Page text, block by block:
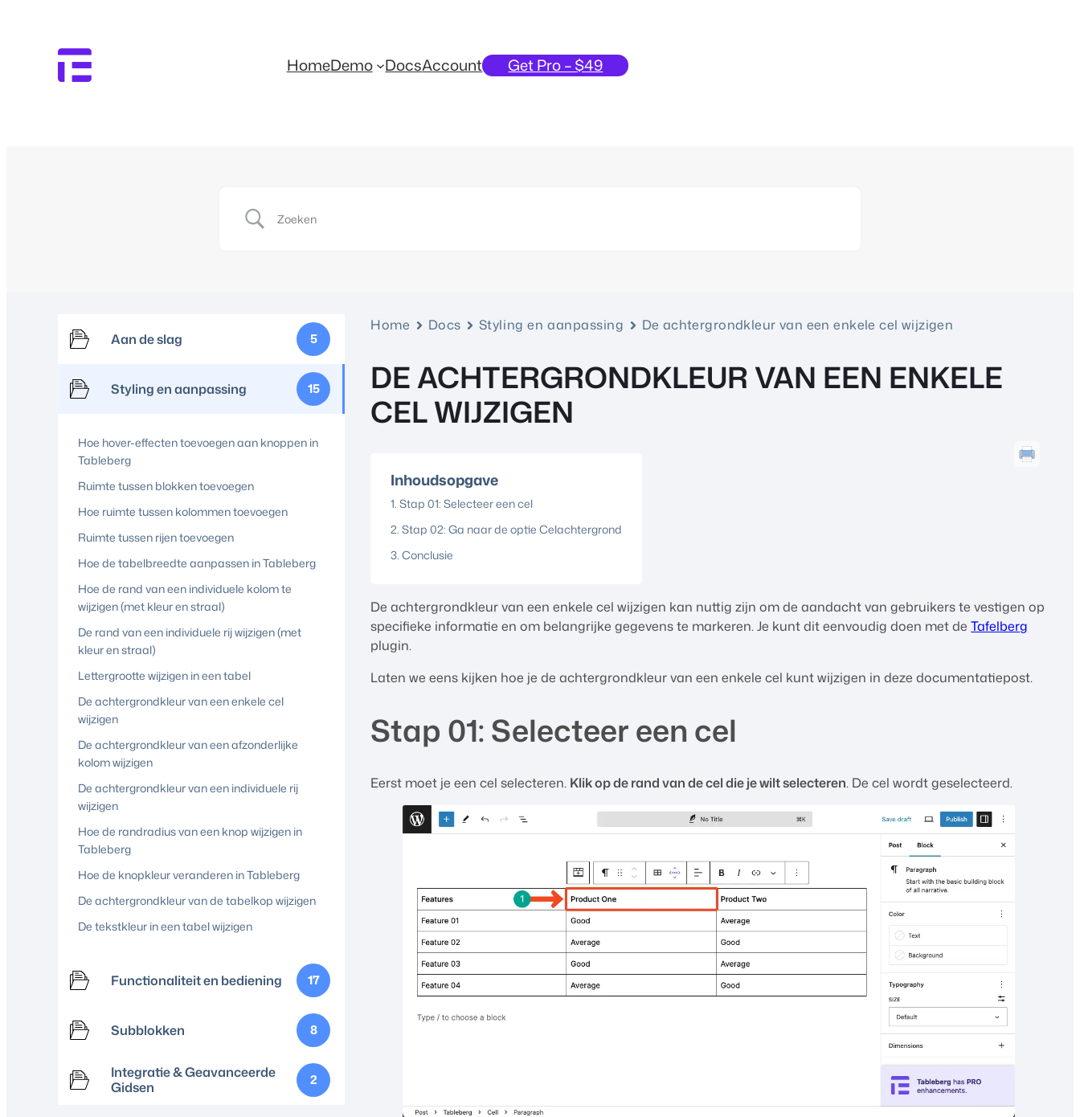
HomeDemo DocsAccount Get Pro – $49
Aan de slag 5
Styling en aanpassing 15
Hoe hover-effecten toevoegen aan knoppen in
Tableberg
Ruimte tussen blokken toevoegen
Hoe ruimte tussen kolommen toevoegen
Ruimte tussen rijen toevoegen
Hoe de tabelbreedte aanpassen in Tableberg
Hoe de rand van een individuele kolom te
wijzigen (met kleur en straal)
De rand van een individuele rij wijzigen (met
kleur en straal)
Lettergrootte wijzigen in een tabel
De achtergrondkleur van een enkele cel
wijzigen
De achtergrondkleur van een afzonderlijke
kolom wijzigen
De achtergrondkleur van een individuele rij
wijzigen
Hoe de randradius van een knop wijzigen in
Tableberg
Hoe de knopkleur veranderen in Tableberg
De achtergrondkleur van de tabelkop wijzigen
De tekstkleur in een tabel wijzigen
Functionaliteit en bediening 17
Subblokken 8
Integratie & Geavanceerde
Gidsen
2
Home Docs Styling en aanpassing De achtergrondkleur van een enkele cel wijzigen
DE ACHTERGRONDKLEUR VAN EEN ENKELE
CEL WIJZIGEN
Inhoudsopgave
Stap 01: Selecteer een cel
Stap 02: Ga naar de optie Celachtergrond
Conclusie
De achtergrondkleur van een enkele cel wijzigen kan nuttig zijn om de aandacht van gebruikers te vestigen op
specifieke informatie en om belangrijke gegevens te markeren. Je kunt dit eenvoudig doen met deTafelberg
plugin.
Laten we eens kijken hoe je de achtergrondkleur van een enkele cel kunt wijzigen in deze documentatiepost.
Stap 01: Selecteer een cel
Eerst moet je een cel selecteren. Klik op de rand van de cel die je wilt selecteren. De cel wordt geselecteerd.